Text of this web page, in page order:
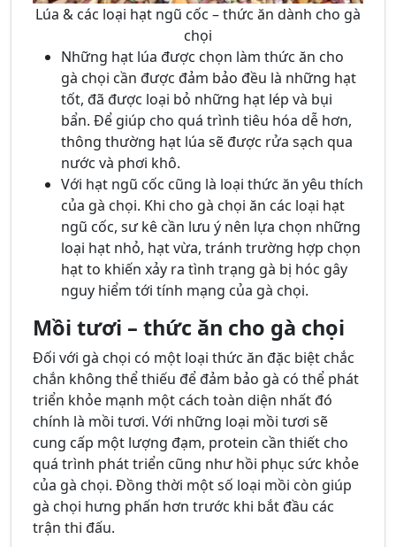
Lúa & các loại hạt ngũ cốc – thức ăn dành cho gà
chọi
Những hạt lúa được chọn làm thức ăn cho
gà chọi cần được đảm bảo đều là những hạt
tốt, đã được loại bỏ những hạt lép và bụi
bẩn. Để giúp cho quá trình tiêu hóa dễ hơn,
thông thường hạt lúa sẽ được rửa sạch qua
nước và phơi khô.
Với hạt ngũ cốc cũng là loại thức ăn yêu thích
của gà chọi. Khi cho gà chọi ăn các loại hạt
ngũ cốc, sư kê cần lưu ý nên lựa chọn những
loại hạt nhỏ, hạt vừa, tránh trường hợp chọn
hạt to khiến xảy ra tình trạng gà bị hóc gây
nguy hiểm tới tính mạng của gà chọi.
Mồi tươi – thức ăn cho gà chọi
Đối với gà chọi có một loại thức ăn đặc biệt chắc
chắn không thể thiếu để đảm bảo gà có thể phát
triển khỏe mạnh một cách toàn diện nhất đó
chính là mồi tươi. Với những loại mồi tươi sẽ
cung cấp một lượng đạm, protein cần thiết cho
quá trình phát triển cũng như hồi phục sức khỏe
của gà chọi. Đồng thời một số loại mồi còn giúp
gà chọi hưng phấn hơn trước khi bắt đầu các
trận thi đấu.